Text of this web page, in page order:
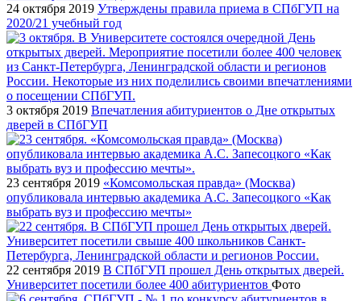
24 октября 2019 Утверждены правила приема в СПбГУП на
2020/21 учебный год
3 октября 2019 Впечатления абитуриентов о Дне открытых
дверей в СПбГУП
23 сентября 2019 «Комсомольская правда» (Москва)
опубликовала интервью академика А.С. Запесоцкого «Как
выбрать вуз и профессию мечты»
22 сентября 2019 В СПбГУП прошел День открытых дверей.
Университет посетили более 400 абитуриентов Фото